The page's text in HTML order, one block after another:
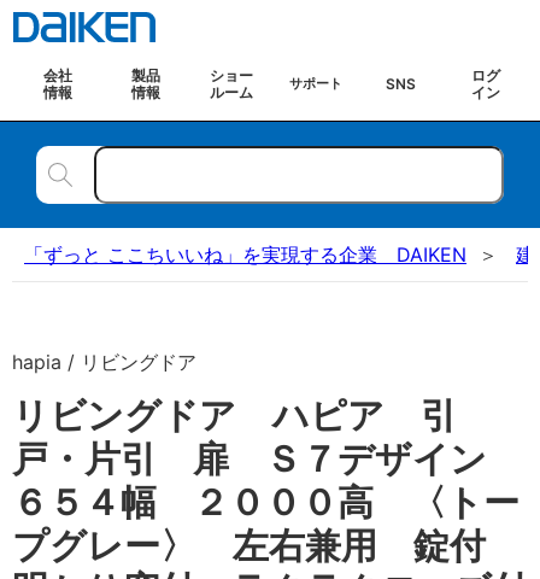
会社
情報
製品
情報
ショー
ルーム
サポート SNS
ログ
イン
「ずっと ここちいいね」を実現する企業 DAIKEN 建
hapia / リビングドア
リビングドア ハピア 引
戸・片引 扉 Ｓ７デザイン
６５４幅 ２０００高 〈トー
プグレー〉 左右兼用 錠付